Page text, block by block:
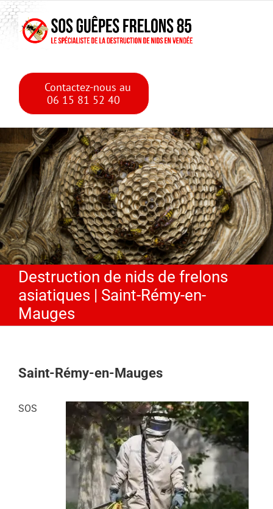
Skip to main content
Skip
to
content
Contactez-nous au
06 15 81 52 40
Destruction de nids de frelons
asiatiques | Saint-Rémy-en-
Mauges
Saint-Rémy-en-Mauges
SOS